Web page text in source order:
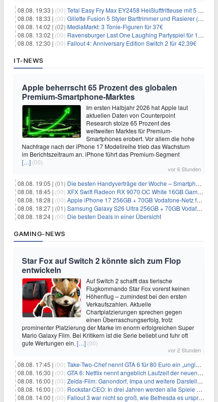
08.08. 19:33 | (00) Tefal Easy Fry Max EY2458 Heißluftfritteuse mit 5 Litern für 64,99€
08.08. 18:33 | (00) Gillette Fusion 5 Styler Barttrimmer und Rasierer (All in One) für 16€
08.08. 14:02 | (02) MediaMarkt: 3 Tonie-Figuren für 37€
08.08. 13:02 | (00) Ravensburger Last One Laughing Partyspiel für 14,04€
08.08. 12:30 | (00) Fallout 4: Anniversary Edition Switch 2 für 42,39€
IT-NEWS
Apple beherrscht 65 Prozent des globalen
Premium-Smartphone-Marktes
Im ersten Halbjahr 2026 hat Apple laut
aktuellen Daten von Counterpoint
Research stolze 65 Prozent des
weltweiten Marktes für Premium-
Smartphones erobert. Vor allem die hohe
Nachfrage nach der iPhone 17 Modellreihe trieb das Wachstum
im Berichtszeitraum an. iPhone führt das Premium-Segment
[…] (00)
vor 6 Stunden
08.08. 19:05 | (01) Die besten Handyverträge der Woche – Smartphone-Tarife & SIM-Only im Überblick
08.08. 18:45 | (00) XFX Swift Radeon RX 9070 OC White 16GB Gaming-Grafikkarte für 579€
08.08. 18:28 | (00) Apple iPhone 17 256GB + 70GB Vodafone-Netz für 34,99€/Monat (effektiv 6,41€/Monat)
08.08. 18:27 | (01) Samsung Galaxy S26 Ultra 256GB + 70GB Vodafone-Netz für 34,99€/Monat (effektiv 4,74€/Monat)
08.08. 18:24 | (00) Die besten Deals in einer Übersicht
GAMING-NEWS
Star Fox auf Switch 2 könnte sich zum Flop
entwickeln
Auf Switch 2 schafft das tierische
Flugkommando Star Fox vorerst keinen
Höhenflug – zumindest bei den ersten
Verkaufszahlen. Aktuelle
Chartplatzierungen sprechen gegen
einen Überraschungserfolg, trotz
prominenter Platzierung der Marke im enorm erfolgreichen Super
Mario Galaxy Film. Bei Kritikern ist die Serie beliebt und fuhr oft
gute Wertungen ein. […] (00)
vor 2 Stunden
08.08. 17:45 | (00) Take-Two-Chef nennt GTA 6 für 80 Euro ein „unglaubliches Schnäppchen“
08.08. 16:30 | (00) GTA 6: Netflix nennt angeblich Laufzeit der neuen Gameplay-Präsentation
08.08. 16:00 | (00) Zelda-Film: Ganondorf, Impa und weitere Darsteller sollen feststehen
08.08. 16:00 | (00) Rockstar-CEO: In drei Jahren werden alle Spiele gestreamt
08.08. 14:00 | (00) Fallout 3 war nicht so groß, wie Bethesda es ursprünglich wollte